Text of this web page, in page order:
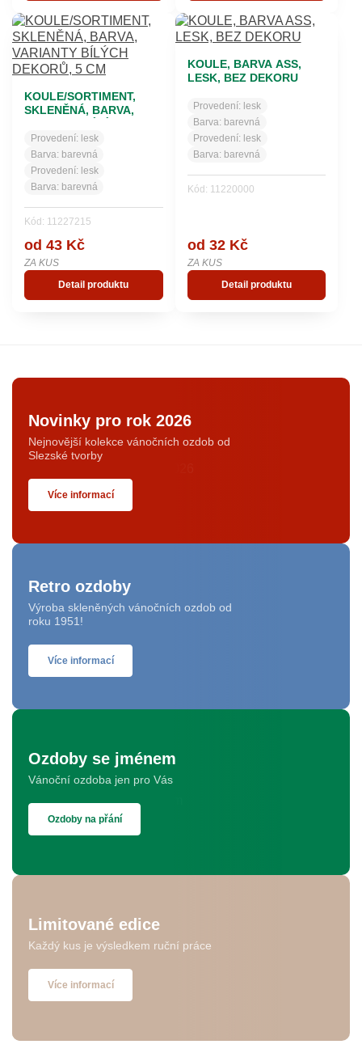
KOULE/SORTIMENT,
SKLENĚNÁ, BARVA,
DEKORŮ, 5 CM
Provedení: lesk
Barva: barevná
Provedení: lesk
Barva: barevná
Kód: 11227215
od 43 Kč
ZA KUS
Detail produktu
KOULE, BARVA ASS,
LESK, BEZ DEKORU
Provedení: lesk
Barva: barevná
Provedení: lesk
Barva: barevná
Kód: 11220000
od 32 Kč
ZA KUS
Detail produktu
Novinky pro rok 2026
Nejnovější kolekce vánočních ozdob od
Slezské tvorby
Více informací
Retro ozdoby
Výroba skleněných vánočních ozdob od
roku 1951!
Více informací
Ozdoby se jménem
Vánoční ozdoba jen pro Vás
Ozdoby na přání
Limitované edice
Každý kus je výsledkem ruční práce
Více informací